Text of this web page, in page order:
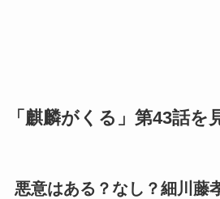
「麒麟がくる」第43話を
悪意はある？なし？細川藤